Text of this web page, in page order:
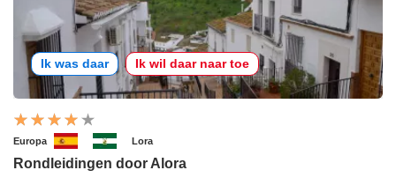
Ik was daar Ik wil daar naar toe
Europa Lora
Rondleidingen door Alora